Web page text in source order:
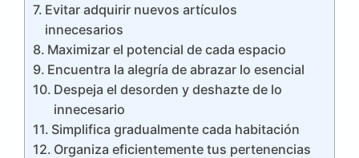
Evitar adquirir nuevos artículos
innecesarios
Maximizar el potencial de cada espacio
Encuentra la alegría de abrazar lo esencial
Despeja el desorden y deshazte de lo
innecesario
Simplifica gradualmente cada habitación
Organiza eficientemente tus pertenencias